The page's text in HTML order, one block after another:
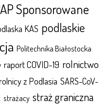
Sponsorowane
KAS podlaskie
Politechnika Białostocka
raport COVID-19 rolnictwo
z Podlasia SARS-CoV-
strażacy straż graniczna